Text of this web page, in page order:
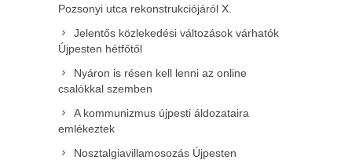
Pozsonyi utca rekonstrukciójáról X.
Jelentős közlekedési változások várhatók
Újpesten hétfőtől
Nyáron is résen kell lenni az online
csalókkal szemben
A kommunizmus újpesti áldozataira
emlékeztek
Nosztalgiavillamosozás Újpesten